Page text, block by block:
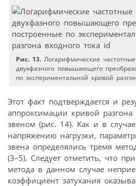
Рис. 13. Логарифмические
двухфазного повышающего
по экспериментальной кривой
Этот факт подтверждается и
аппроксимации кривой
звеном (рис. 14). Как и в
напряжению нагрузки,
звена определялись тремя
(3–5). Следует отметить, что
метода в данном случае
коэффициент затухания